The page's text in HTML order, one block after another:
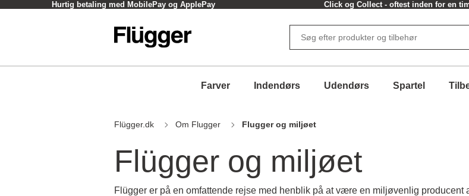
Hurtig betaling med MobilePay og ApplePay Click og Collect - oftest inden for en
Farver Indendørs Udendørs Spartel
Flügger.dk Om Flugger Flugger og miljøet
Flügger og miljøet​
Flügger er på en omfattende rejse med henblik på at være en miljøvenlig